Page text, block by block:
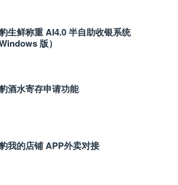
生鲜称重 AI4.0 半自助收银系统
Windows 版）
酒水寄存申请功能
我的店铺 APP外卖对接